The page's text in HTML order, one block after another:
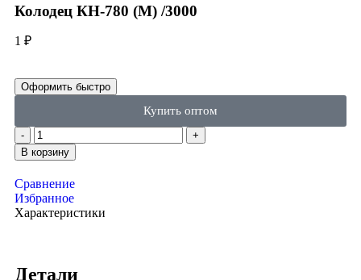
Колодец КН-780 (М) /3000
1 ₽
Оформить быстро
Купить оптом
В корзину
Сравнение
Избранное
Характеристики
Детали